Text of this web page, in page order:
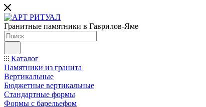
Гранитные памятники в Гаврилов-Яме
Каталог
Памятники из гранита
Вертикальные
Бюджетные вертикальные
Стандартные формы
Формы с барельефом